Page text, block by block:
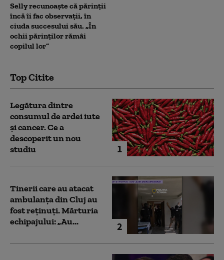
Selly recunoaște că părinții
încă îi fac observații, în
ciuda succesului său. „În
ochii părinților rămâi
copilul lor”
Top Citite
1
Legătura dintre
consumul de ardei iute
și cancer. Ce a
descoperit un nou
studiu
2
Tinerii care au atacat
ambulanța din Cluj au
fost reținuți. Mărturia
echipajului: „Au...